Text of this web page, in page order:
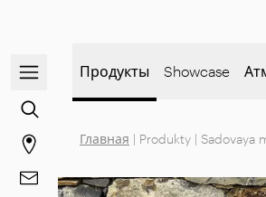
Открыть/закрыть меню
Перейти к поиску контента
Перейти на страницу магазинов
Перейти к Контакты
Продукты Showcase
Главная | Produkty | Sadovaya